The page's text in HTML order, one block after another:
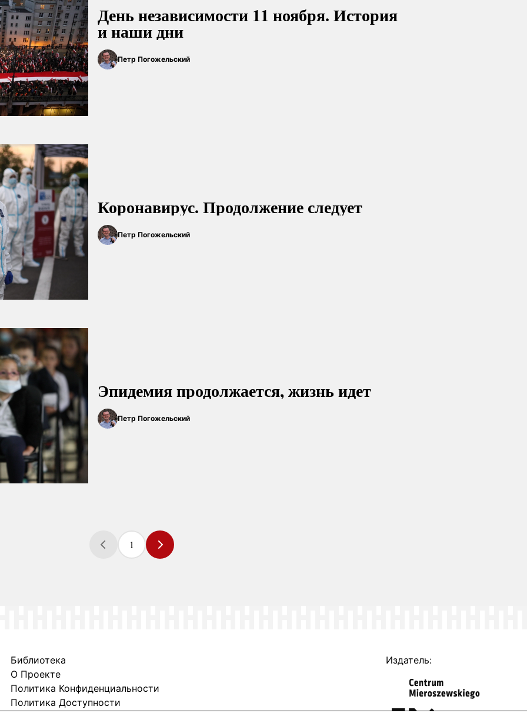
День независимости 11 ноября. История
и наши дни
Петр Погожельский
Коронавирус. Продолжение следует
Петр Погожельский
Эпидемия продолжается, жизнь идет
Петр Погожельский
1
Библиотека
О Проекте
Политика Конфиденциальности
Политика Доступности
Издатель: